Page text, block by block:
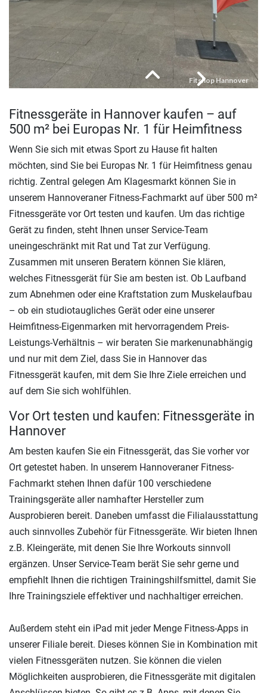
Fitnessgeräte in Hannover kaufen – auf
500 m² bei Europas Nr. 1 für Heimfitness
Wenn Sie sich mit etwas Sport zu Hause fit halten
möchten, sind Sie bei Europas Nr. 1 für Heimfitness genau
richtig. Zentral gelegen Am Klagesmarkt können Sie in
unserem Hannoveraner Fitness-Fachmarkt auf über 500 m²
Fitnessgeräte vor Ort testen und kaufen. Um das richtige
Gerät zu finden, steht Ihnen unser Service-Team
uneingeschränkt mit Rat und Tat zur Verfügung.
Zusammen mit unseren Beratern können Sie klären,
welches Fitnessgerät für Sie am besten ist. Ob Laufband
zum Abnehmen oder eine Kraftstation zum Muskelaufbau
– ob ein studiotaugliches Gerät oder eine unserer
Heimfitness-Eigenmarken mit hervorragendem Preis-
Leistungs-Verhältnis – wir beraten Sie markenunabhängig
und nur mit dem Ziel, dass Sie in Hannover das
Fitnessgerät kaufen, mit dem Sie Ihre Ziele erreichen und
auf dem Sie sich wohlfühlen.
Vor Ort testen und kaufen: Fitnessgeräte in
Hannover
Am besten kaufen Sie ein Fitnessgerät, das Sie vorher vor
Ort getestet haben. In unserem Hannoveraner Fitness-
Fachmarkt stehen Ihnen dafür 100 verschiedene
Trainingsgeräte aller namhafter Hersteller zum
Ausprobieren bereit. Daneben umfasst die Filialausstattung
auch sinnvolles Zubehör für Fitnessgeräte. Wir bieten Ihnen
z.B. Kleingeräte, mit denen Sie Ihre Workouts sinnvoll
ergänzen. Unser Service-Team berät Sie sehr gerne und
empfiehlt Ihnen die richtigen Trainingshilfsmittel, damit Sie
Ihre Trainingsziele effektiver und nachhaltiger erreichen.
Außerdem steht ein iPad mit jeder Menge Fitness-Apps in
unserer Filiale bereit. Dieses können Sie in Kombination mit
vielen Fitnessgeräten nutzen. Sie können die vielen
Möglichkeiten ausprobieren, die Fitnessgeräte mit digitalen